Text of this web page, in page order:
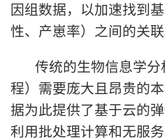
因组数据，以加速找到
性、产崽率）之间的关联
传统的生物信息学
程）需要庞大且昂贵的
据为此提供了基于云的
利用批处理计算和无服